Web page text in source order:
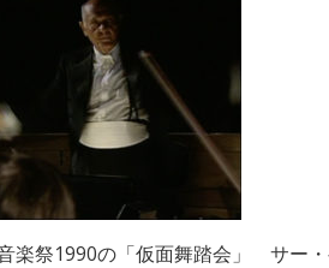
楽祭1990の「仮面舞踏会」 サー